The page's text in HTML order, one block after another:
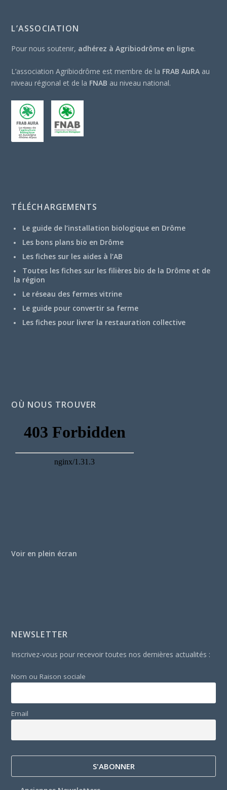
L’ASSOCIATION
Pour nous soutenir, adhérez à Agribiodrôme en ligne.
L’association Agribiodrôme est membre de la FRAB AuRA au
niveau régional et de la FNAB au niveau national.
TÉLÉCHARGEMENTS
Le guide de l’installation biologique en Drôme
Les bons plans bio en Drôme
Les fiches sur les aides à l’AB
Toutes les fiches sur les filières bio de la Drôme et de
la région
Le réseau des fermes vitrine
Le guide pour convertir sa ferme
Les fiches pour livrer la restauration collective
OÙ NOUS TROUVER
Voir en plein écran
NEWSLETTER
Inscrivez-vous pour recevoir toutes nos dernières actualités :
Nom ou Raison sociale
Email